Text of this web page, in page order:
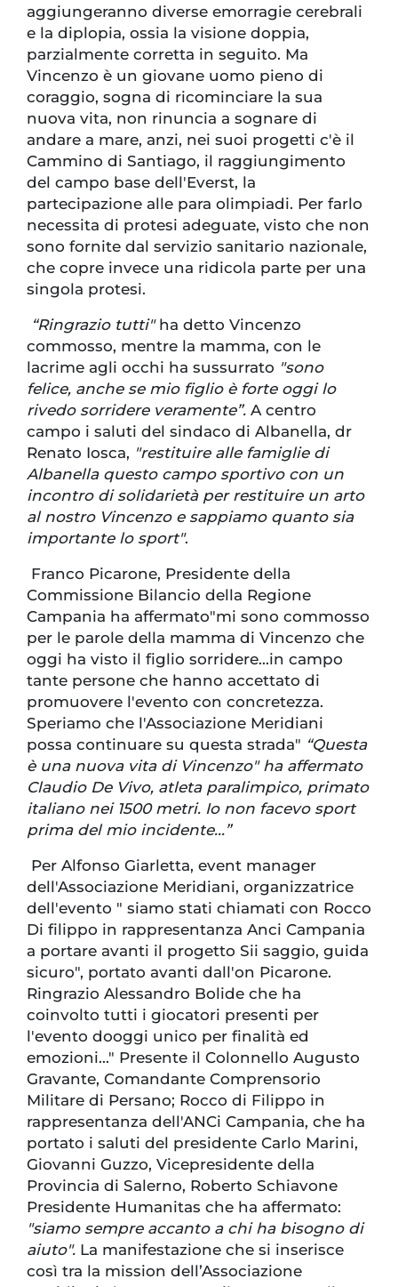
aggiungeranno diverse emorragie cerebrali
e la diplopia, ossia la visione doppia,
parzialmente corretta in seguito. Ma
Vincenzo è un giovane uomo pieno di
coraggio, sogna di ricominciare la sua
nuova vita, non rinuncia a sognare di
andare a mare, anzi, nei suoi progetti c'è il
Cammino di Santiago, il raggiungimento
del campo base dell'Everst, la
partecipazione alle para olimpiadi. Per farlo
necessita di protesi adeguate, visto che non
sono fornite dal servizio sanitario nazionale,
che copre invece una ridicola parte per una
singola protesi.
“Ringrazio tutti"ha detto Vincenzo
commosso, mentre la mamma, con le
lacrime agli occhi ha sussurrato "sono
felice, anche se mio figlio è forte oggi lo
rivedo sorridere veramente”. A centro
campo i saluti del sindaco di Albanella, dr
Renato Iosca, "restituire alle famiglie di
Albanella questo campo sportivo con un
incontro di solidarietà per restituire un arto
al nostro Vincenzo e sappiamo quanto sia
importante lo sport".
Franco Picarone, Presidente della
Commissione Bilancio della Regione
Campania ha affermato"mi sono commosso
per le parole della mamma di Vincenzo che
oggi ha visto il figlio sorridere...in campo
tante persone che hanno accettato di
promuovere l'evento con concretezza.
Speriamo che l'Associazione Meridiani
possa continuare su questa strada" “Questa
è una nuova vita di Vincenzo" ha affermato
Claudio De Vivo, atleta paralimpico, primato
italiano nei 1500 metri. Io non facevo sport
prima del mio incidente...”
Per Alfonso Giarletta, event manager
dell'Associazione Meridiani, organizzatrice
dell'evento " siamo stati chiamati con Rocco
Di filippo in rappresentanza Anci Campania
a portare avanti il progetto Sii saggio, guida
sicuro", portato avanti dall'on Picarone.
Ringrazio Alessandro Bolide che ha
coinvolto tutti i giocatori presenti per
l'evento dooggi unico per finalità ed
emozioni..." Presente il Colonnello Augusto
Gravante, Comandante Comprensorio
Militare di Persano; Rocco di Filippo in
rappresentanza dell'ANCi Campania, che ha
portato i saluti del presidente Carlo Marini,
Giovanni Guzzo, Vicepresidente della
Provincia di Salerno, Roberto Schiavone
Presidente Humanitas che ha affermato:
"siamo sempre accanto a chi ha bisogno di
aiuto". La manifestazione che si inserisce
così tra la mission dell’Associazione